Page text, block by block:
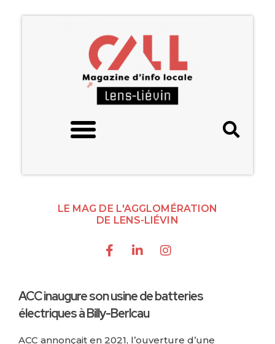
LE MAG DE L'AGGLOMÉRATION
DE LENS-LIÉVIN
ACC inaugure son usine de batteries
électriques à Billy-Berlcau
ACC annonçait en 2021, l’ouverture d’une